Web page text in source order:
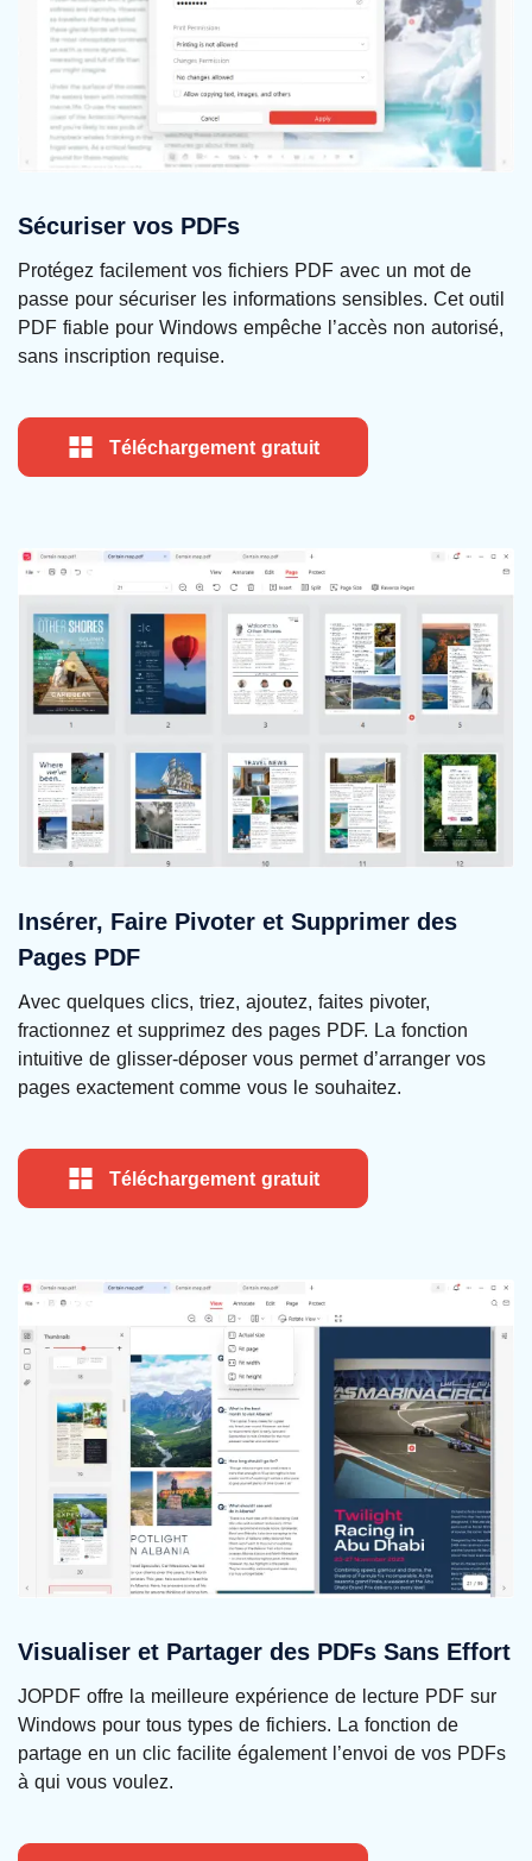
Sécuriser vos PDFs
Protégez facilement vos fichiers PDF avec un mot de
passe pour sécuriser les informations sensibles. Cet outil
PDF fiable pour Windows empêche l’accès non autorisé,
sans inscription requise.
Téléchargement gratuit
Insérer, Faire Pivoter et Supprimer des
Pages PDF
Avec quelques clics, triez, ajoutez, faites pivoter,
fractionnez et supprimez des pages PDF. La fonction
intuitive de glisser-déposer vous permet d’arranger vos
pages exactement comme vous le souhaitez.
Téléchargement gratuit
Visualiser et Partager des PDFs Sans Effort
JOPDF offre la meilleure expérience de lecture PDF sur
Windows pour tous types de fichiers. La fonction de
partage en un clic facilite également l’envoi de vos PDFs
à qui vous voulez.